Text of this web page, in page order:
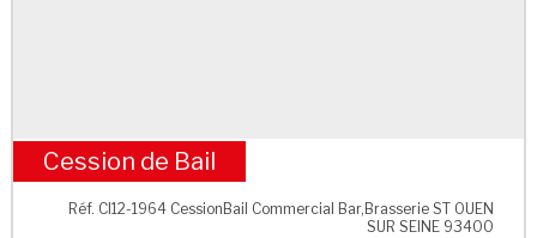
M° Porte de Clignancourt
Cession de Bail
Réf. CI12-1964 CessionBail Commercial Bar,Brasserie ST OUEN
SUR SEINE 93400